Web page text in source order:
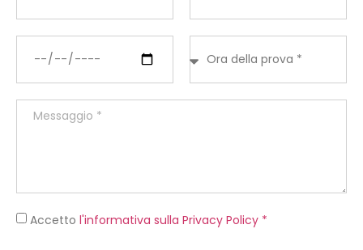
Accetto l'informativa sulla Privacy Policy *